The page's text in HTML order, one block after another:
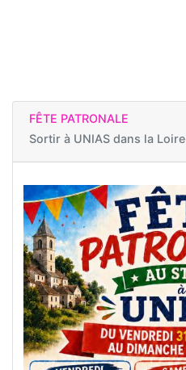
FÊTE PATRONALE
Sortir à UNIAS dans la Loire